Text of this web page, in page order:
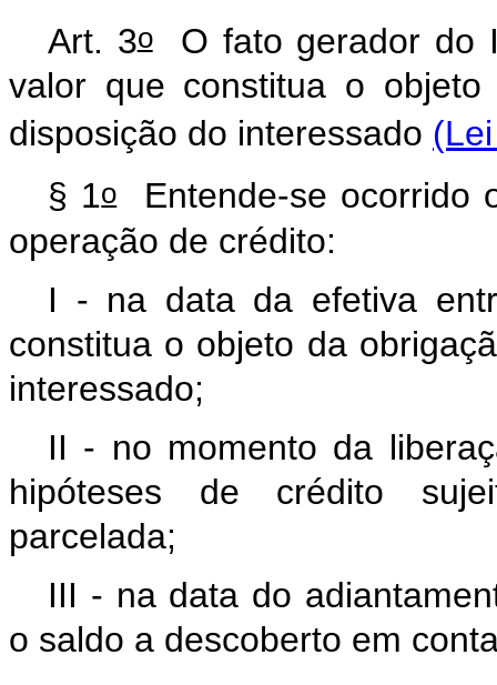
Art. 3oO fato gerador do
valor que constitua o
disposição do interessado
§ 1oEntende-se ocorrido
operação de crédito:
I - na data da efetiva
constitua o objeto da
interessado;
II - no momento da
hipóteses de crédito
parcelada;
III - na data do
o saldo a descoberto em